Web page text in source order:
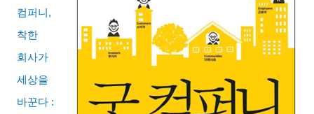
컴퍼니 ,
착한
회사가
세상을
바꾼다 :